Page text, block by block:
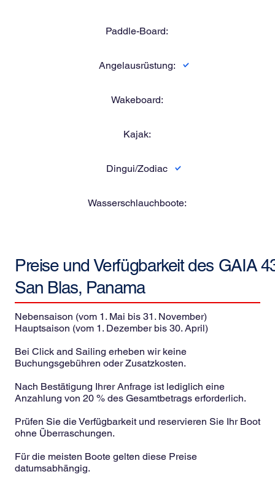
Paddle-Board:
Angelausrüstung:
Kajak:
Dingui/Zodiac
Wakeboard:
Wasserschlauchboote:
Preise und Verfügbarkeit des GAIA
San Blas, Panama
Nebensaison (vom 1. Mai bis 31. November)
Hauptsaison (vom 1. Dezember bis 30. April)
Bei Click and Sailing erheben wir keine
Buchungsgebühren oder Zusatzkosten.
Nach Bestätigung Ihrer Anfrage ist lediglich eine
Anzahlung von 20 % des Gesamtbetrags erforderlich.
Prüfen Sie die Verfügbarkeit und reservieren Sie Ihr Boot
ohne Überraschungen.
Für die meisten Boote gelten diese Preise
datumsabhängig.